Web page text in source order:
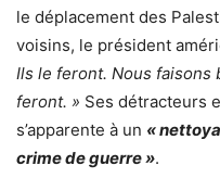
le déplacement des
voisins, le président
Ils le feront. Nous faisons
feront. » Ses détracteurs
s’apparente à un «
crime de guerre ».